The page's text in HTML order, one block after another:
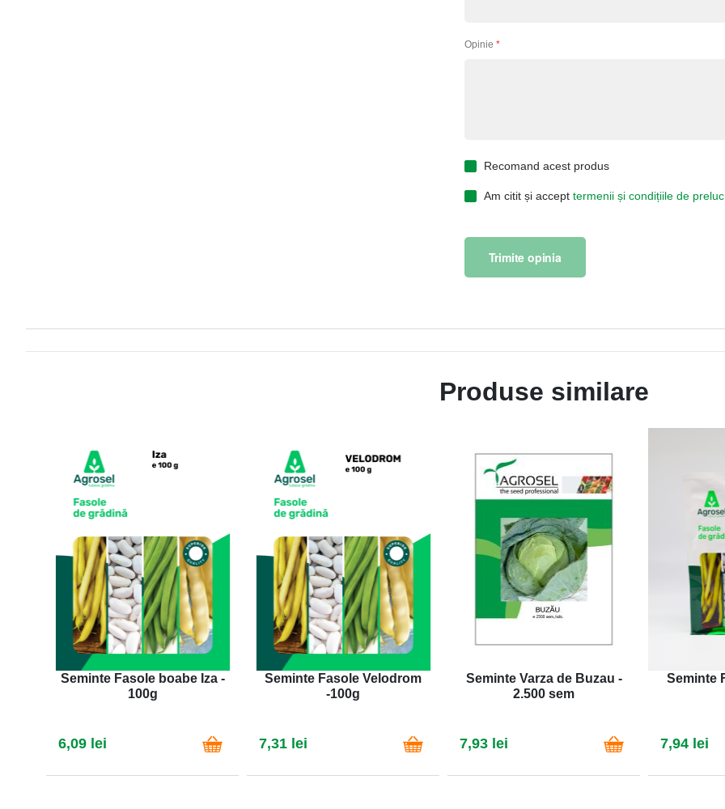
Opinie
Recomand acest produs
Am citit și accept termenii și condițiile de
Trimite opinia
Produse similare
Seminte Fasole boabe Iza -
100g
6,09 lei
Seminte Fasole Velodrom
-100g
7,31 lei
Seminte Varza de Buzau -
2.500 sem
7,93 lei
Seminte
7,94 lei